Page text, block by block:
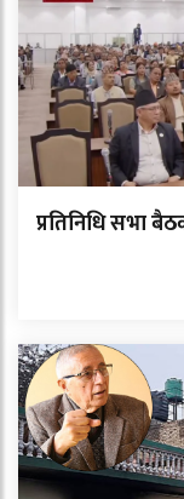
प्रतिनिधि सभा